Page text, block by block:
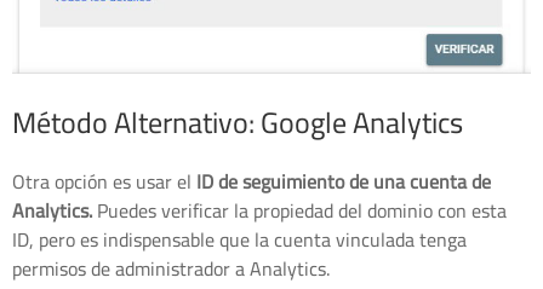
Método Alternativo: Google Analytics
Otra opción es usar el ID de seguimiento de una cuenta de
Analytics.Puedes verificar la propiedad del dominio con esta
ID, pero es indispensable que la cuenta vinculada tenga
permisos de administrador a Analytics.